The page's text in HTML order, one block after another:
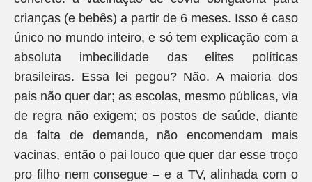
crianças (e bebês) a partir de 6 meses. Isso é caso
único no mundo inteiro, e só tem explicação com a
absoluta imbecilidade das elites políticas
brasileiras. Essa lei pegou? Não. A maioria dos
pais não quer dar; as escolas, mesmo públicas, via
de regra não exigem; os postos de saúde, diante
da falta de demanda, não encomendam mais
vacinas, então o pai louco que quer dar esse troço
pro filho nem consegue – e a TV, alinhada com o